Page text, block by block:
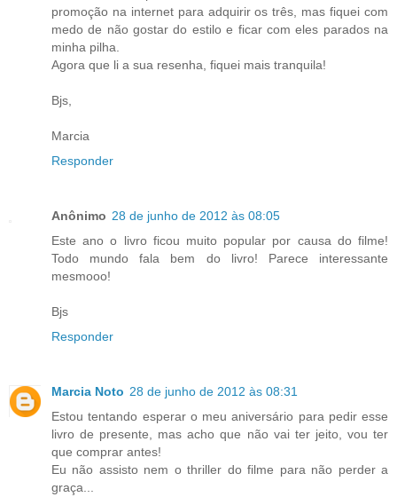
promoção na internet para adquirir os três, mas fiquei com
medo de não gostar do estilo e ficar com eles parados na
minha pilha.
Agora que li a sua resenha, fiquei mais tranquila!
Bjs,
Marcia
Responder
Anônimo 28 de junho de 2012 às 08:05
Este ano o livro ficou muito popular por causa do filme!
Todo mundo fala bem do livro! Parece interessante
mesmooo!
Bjs
Responder
Marcia Noto 28 de junho de 2012 às 08:31
Estou tentando esperar o meu aniversário para pedir esse
livro de presente, mas acho que não vai ter jeito, vou ter
que comprar antes!
Eu não assisto nem o thriller do filme para não perder a
graça...